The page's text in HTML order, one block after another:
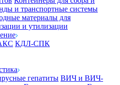
и транспортные системы
материалы для
и утилизации
КДЛ-СПК
гепатиты ВИЧ и ВИЧ-